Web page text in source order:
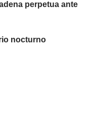
perpetua ante
nocturno